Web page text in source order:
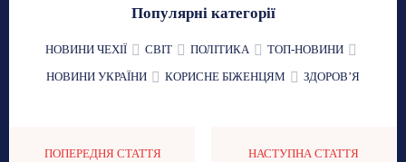
Популярні категорії
НОВИНИ ЧЕХІЇ СВІТ ПОЛІТИКА
ТОП-НОВИНИ
НОВИНИ УКРАЇНИ
КОРИСНЕ БІЖЕНЦЯМ ЗДОРОВʼЯ
ПОПЕРЕДНЯ СТАТТЯ НАСТУПНА СТАТТЯ